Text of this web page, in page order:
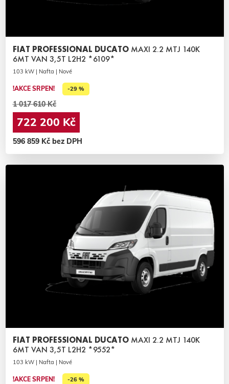
FIAT PROFESSIONAL DUCATO MAXI 2.2 MTJ 140K
6MT VAN 3,5T L2H2 *6109*
103 kW | Nafta | Nové
!AKCE SRPEN! -29 %
1 017 610 Kč
722 200 Kč
596 859 Kč bez DPH
FIAT PROFESSIONAL DUCATO MAXI 2.2 MTJ 140K
6MT VAN 3,5T L2H2 *9552*
103 kW | Nafta | Nové
!AKCE SRPEN! -26 %